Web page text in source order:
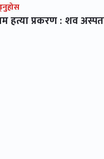
हत्या प्रकरण : शव